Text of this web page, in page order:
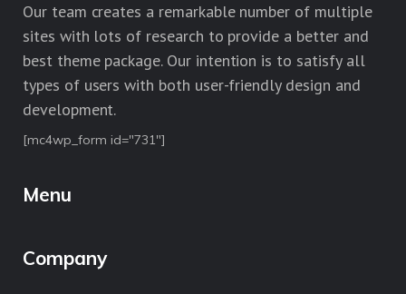
Our team creates a remarkable number of multiple
sites with lots of research to provide a better and
best theme package. Our intention is to satisfy all
types of users with both user-friendly design and
development.
[mc4wp_form id="731"]
Menu
Company